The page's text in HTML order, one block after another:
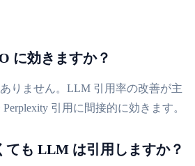
に効きますか？
りません。LLM 引用率の改善が主
引用に間接的に効きます。
ても LLM は引用しますか？